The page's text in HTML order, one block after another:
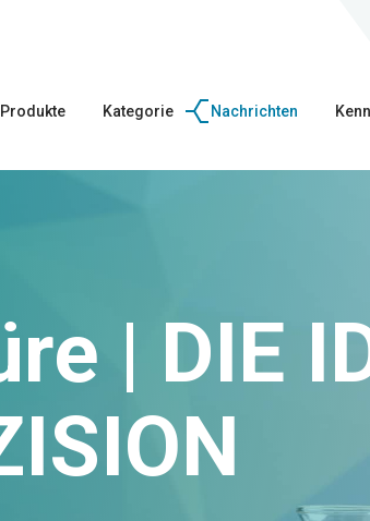
Produkte Kategorie Nachrichten
| DIE